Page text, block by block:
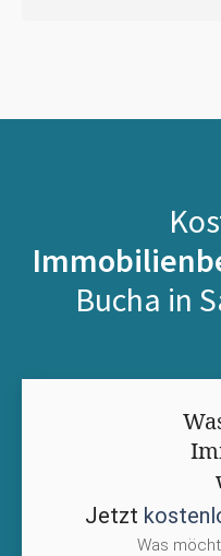
Bucha in
Jetzt
Was